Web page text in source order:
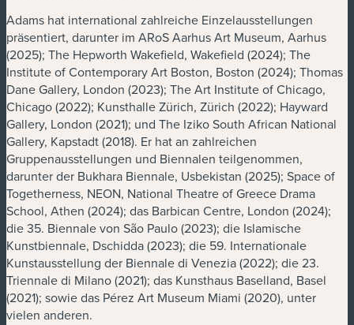
Adams hat international zahlreiche Einzelausstellungen
präsentiert, darunter im ARoS Aarhus Art Museum, Aarhus
(2025); The Hepworth Wakefield, Wakefield (2024); The
Institute of Contemporary Art Boston, Boston (2024); Thomas
Dane Gallery, London (2023); The Art Institute of Chicago,
Chicago (2022); Kunsthalle Zürich, Zürich (2022); Hayward
Gallery, London (2021); und The Iziko South African National
Gallery, Kapstadt (2018). Er hat an zahlreichen
Gruppenausstellungen und Biennalen teilgenommen,
darunter der Bukhara Biennale, Usbekistan (2025); Space of
Togetherness, NEON, National Theatre of Greece Drama
School, Athen (2024); das Barbican Centre, London (2024);
die 35. Biennale von São Paulo (2023); die Islamische
Kunstbiennale, Dschidda (2023); die 59. Internationale
Kunstausstellung der Biennale di Venezia (2022); die 23.
Triennale di Milano (2021); das Kunsthaus Baselland, Basel
(2021); sowie das Pérez Art Museum Miami (2020), unter
vielen anderen.